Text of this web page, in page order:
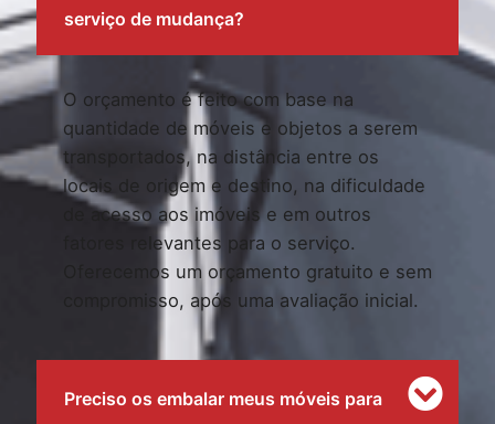
serviço de mudança?
O orçamento é feito com base na
quantidade de móveis e objetos a serem
transportados, na distância entre os
locais de origem e destino, na dificuldade
de acesso aos imóveis e em outros
fatores relevantes para o serviço.
Oferecemos um orçamento gratuito e sem
compromisso, após uma avaliação inicial.
Preciso os embalar meus móveis para